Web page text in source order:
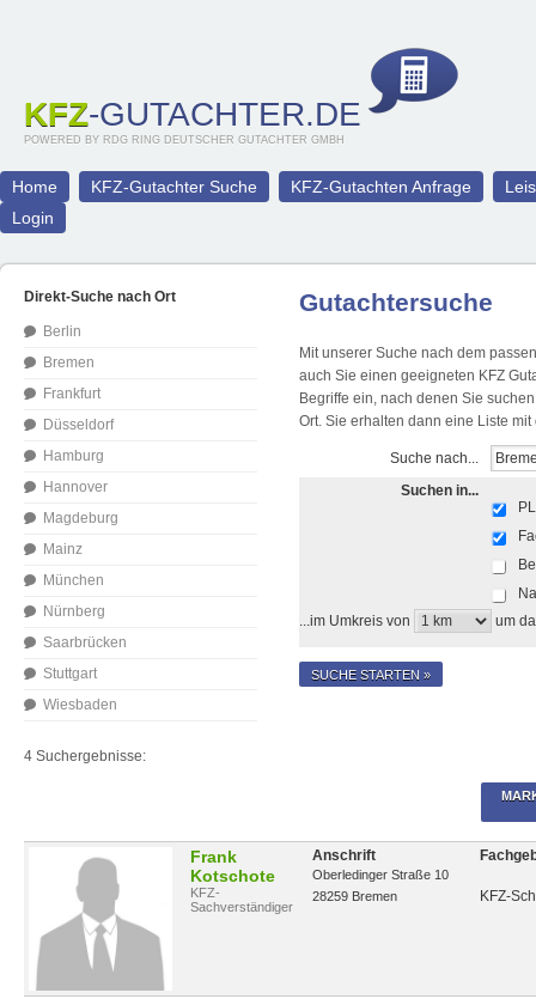
KFZ-GUTACHTER.DE
POWERED BY RDG RING DEUTSCHER GUTACHTER GMBH
Home KFZ-Gutachter Suche KFZ-Gutachten Anfrage
Login
Direkt-Suche nach Ort
Berlin
Bremen
Frankfurt
Düsseldorf
Hamburg
Hannover
Magdeburg
Mainz
München
Nürnberg
Saarbrücken
Stuttgart
Wiesbaden
Gutachtersuche
Mit unserer Suche nach dem
auch Sie einen geeigneten KFZ
Begriffe ein, nach denen Sie
Ort. Sie erhalten dann eine Liste
Suche nach...
Suchen in...
...im Umkreis von
um
SUCHE STARTEN »
4 Suchergebnisse:
Frank
Kotschote
KFZ-
Sachverständiger
Anschrift
Oberledinger Straße 10
28259 Bremen
KFZ-